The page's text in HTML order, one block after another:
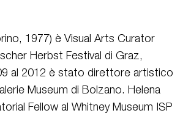
1977) è Visual Arts Curator
Herbst Festival di Graz,
al 2012 è stato direttore artistico
Museum di Bolzano. Helena
Fellow al Whitney Museum ISP